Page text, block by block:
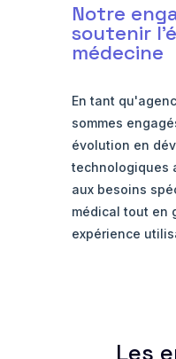
Notre
soutenir
médecine
En tant
sommes
évolution en
technologiques
aux besoins
médical tout en
expérience
Les